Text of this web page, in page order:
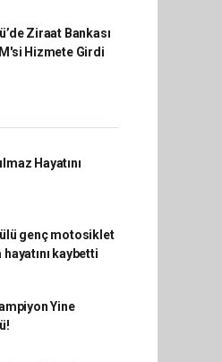
Ziraat Bankası
Hizmete Girdi
Hayatını
genç motosiklet
hayatını kaybetti
Yine